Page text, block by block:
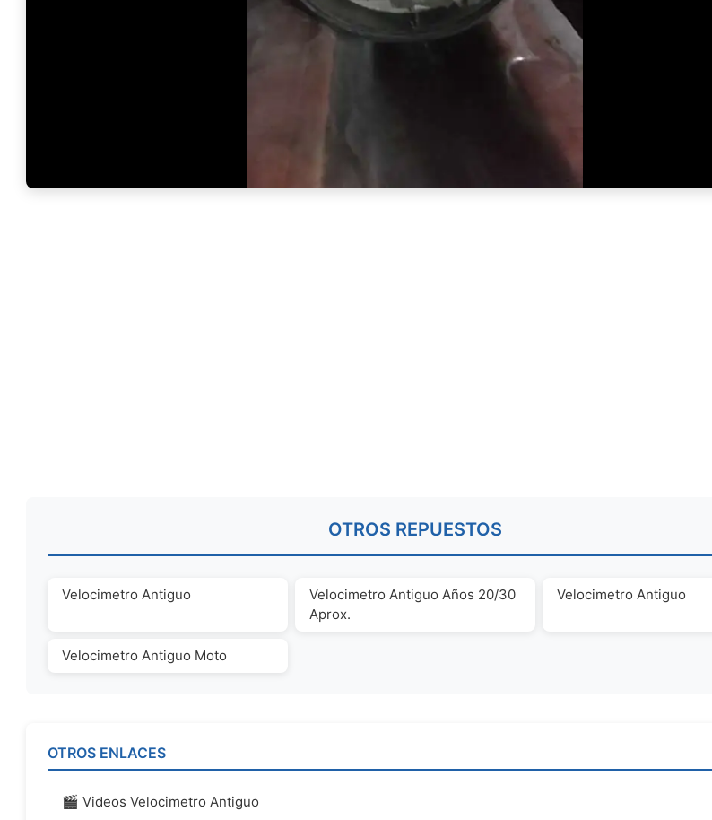
OTROS REPUESTOS
Velocimetro Antiguo
Velocimetro Antiguo Años 20/30
Aprox.
Velocimetro Antiguo
Velocimetro Antiguo Moto
OTROS ENLACES
🎬 Videos Velocimetro Antiguo